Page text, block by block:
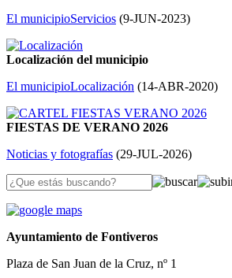
El municipioServicios (9-JUN-2023)
Localización del municipio
El municipioLocalización (14-ABR-2020)
FIESTAS DE VERANO 2026
Noticias y fotografías (29-JUL-2026)
Ayuntamiento de Fontiveros
Plaza de San Juan de la Cruz, nº 1